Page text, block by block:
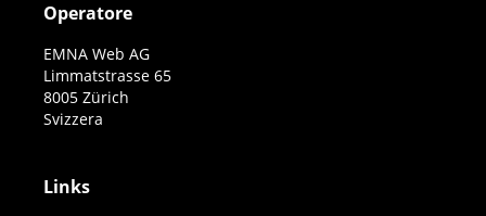
Operatore
EMNA Web AG
Limmatstrasse 65
8005 Zürich
Svizzera
Links